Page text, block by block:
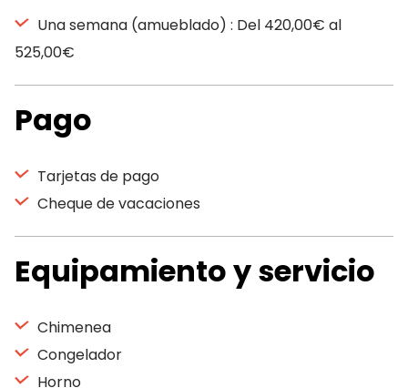
Una semana (amueblado) : Del 420,00€ al
525,00€
Pago
Tarjetas de pago
Cheque de vacaciones
Equipamiento y servicio
Chimenea
Congelador
Horno